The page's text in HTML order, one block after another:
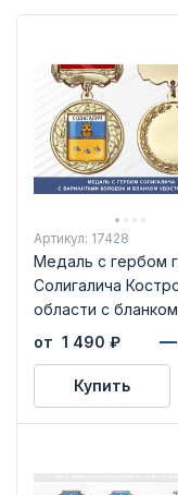
Артикул: 17428
Медаль с гербом
Солигалича
области с бланком
удостоверения
от 1 490 ₽
Купить